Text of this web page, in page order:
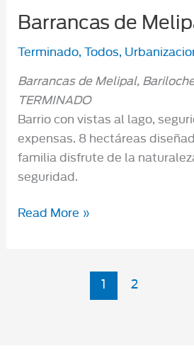
Barrancas de
Terminado, Todos,
Barrancas de Melipal,
TERMINADO
Barrio con vistas al lago,
expensas. 8 hectáreas
familia disfrute de la
seguridad.
Barrancas
Read More »
1 2